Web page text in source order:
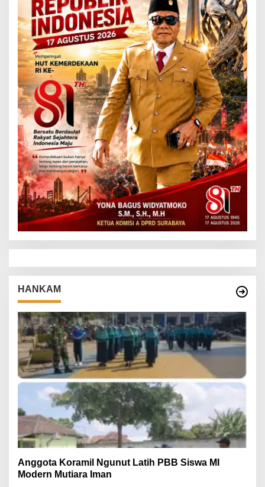
HANKAM
Anggota Koramil Ngunut Latih PBB Siswa MI
Modern Mutiara Iman